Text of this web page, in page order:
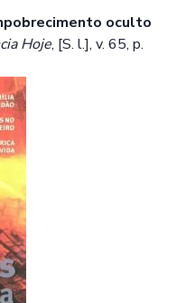
oculto
Hoje, [S. l.], v. 65, p.